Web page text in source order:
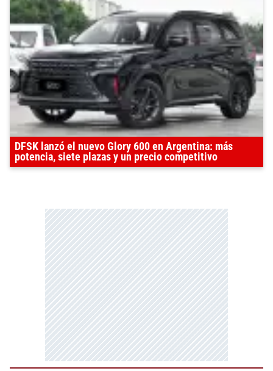
DFSK lanzó el nuevo Glory 600 en Argentina: más
potencia, siete plazas y un precio competitivo